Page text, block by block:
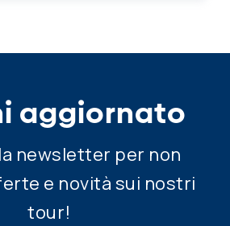
aggiornato
newsletter per non
e novità sui nostri
tour!